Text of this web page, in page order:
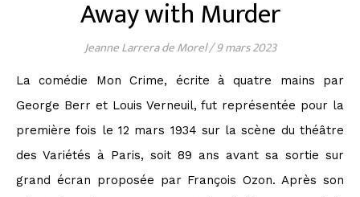
Away with Murder
Jeanne Larrera de Morel/9 mars 2023
La comédie Mon Crime, écrite à quatre mains par
George Berr et Louis Verneuil, fut représentée pour la
première fois le 12 mars 1934 sur la scène du théâtre
des Variétés à Paris, soit 89 ans avant sa sortie sur
grand écran proposée par François Ozon. Après son